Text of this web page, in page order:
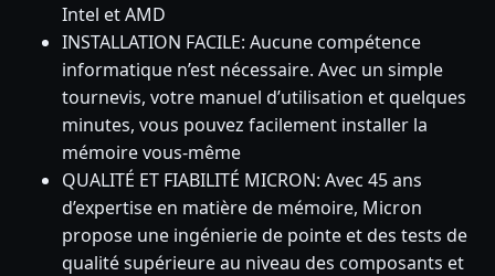
Intel et AMD
INSTALLATION FACILE: Aucune compétence
informatique n’est nécessaire. Avec un simple
tournevis, votre manuel d’utilisation et quelques
minutes, vous pouvez facilement installer la
mémoire vous-même
QUALITÉ ET FIABILITÉ MICRON: Avec 45 ans
d’expertise en matière de mémoire, Micron
propose une ingénierie de pointe et des tests de
qualité supérieure au niveau des composants et